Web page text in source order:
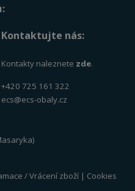
Kontaktujte nás:
Kontakty naleznete zde.
+420 725 161 322
ecs@ecs-obaly.cz
/ Vrácení zboží | Cookies